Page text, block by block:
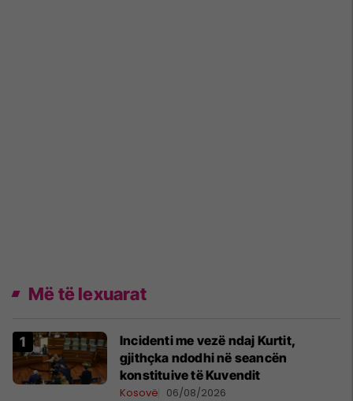
Më të lexuarat
Incidenti me vezë ndaj Kurtit,
gjithçka ndodhi në seancën
konstituive të Kuvendit
Kosovë 06/08/2026